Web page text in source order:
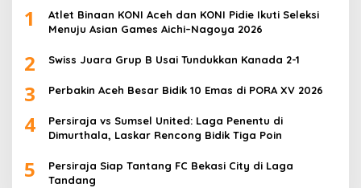
1
Atlet Binaan KONI Aceh dan KONI Pidie Ikuti Seleksi
Menuju Asian Games Aichi–Nagoya 2026
2 Swiss Juara Grup B Usai Tundukkan Kanada 2-1
3 Perbakin Aceh Besar Bidik 10 Emas di PORA XV 2026
4
Persiraja vs Sumsel United: Laga Penentu di
Dimurthala, Laskar Rencong Bidik Tiga Poin
5
Persiraja Siap Tantang FC Bekasi City di Laga
Tandang